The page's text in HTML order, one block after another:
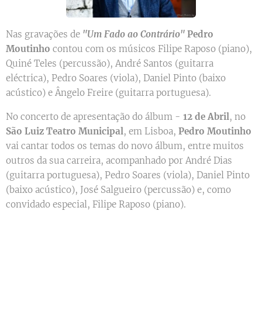
Nas gravações de "Um Fado ao Contrário" Pedro
Moutinho contou com os músicos Filipe Raposo (piano),
Quiné Teles (percussão), André Santos (guitarra
eléctrica), Pedro Soares (viola), Daniel Pinto (baixo
acústico) e Ângelo Freire (guitarra portuguesa).
No concerto de apresentação do álbum - 12 de Abril , no
São Luiz Teatro Municipal , em Lisboa, Pedro Moutinho
vai cantar todos os temas do novo álbum, entre muitos
outros da sua carreira, acompanhado por André Dias
(guitarra portuguesa), Pedro Soares (viola), Daniel Pinto
(baixo acústico), José Salgueiro (percussão) e, como
convidado especial, Filipe Raposo (piano).